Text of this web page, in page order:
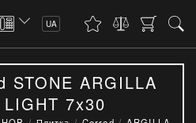
UA
STONE ARGILLA
LIGHT 7x30